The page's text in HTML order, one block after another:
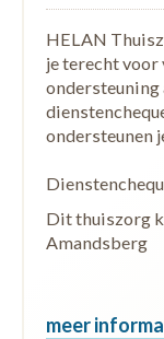
HELAN
je terecht voor
ondersteuning
ondersteunen
Dit thuiszorg
Amandsberg
meer